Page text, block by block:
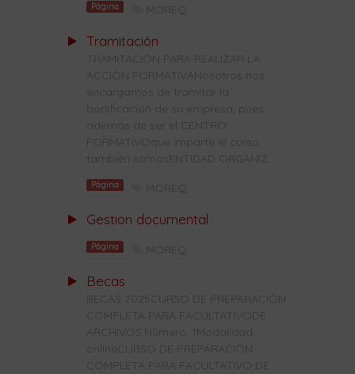
Página MOREQ
Tramitación
TRAMITACIÓN PARA REALIZAR LA
ACCIÓN FORMATIVANosotros nos
encargamos de tramitar la
bonificación de su empresa, pues
además de ser el CENTRO
FORMATIVOque imparte el curso,
también somosENTIDAD ORGANIZ...
Página MOREQ
Gestion documental
Página MOREQ
Becas
BECAS 2025CURSO DE PREPARACIÓN
COMPLETA PARA FACULTATIVODE
ARCHIVOS:Número: 1Modalidad:
onlineCURSO DE PREPARACIÓN
COMPLETA PARA FACULTATIVO DE